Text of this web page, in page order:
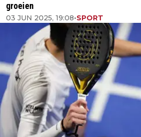
groeien
03 JUN 2025, 19:08•SPORT